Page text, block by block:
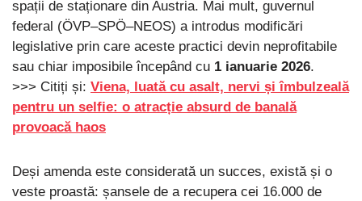
spații de staționare din Austria. Mai mult, guvernul
federal (ÖVP–SPÖ–NEOS) a introdus modificări
legislative prin care aceste practici devin neprofitabile
sau chiar imposibile începând cu 1 ianuarie 2026.
>>> Citiți și: Viena, luată cu asalt, nervi și îmbulzeală
pentru un selfie: o atracție absurd de banală
provoacă haos
Deși amenda este considerată un succes, există și o
veste proastă: șansele de a recupera cei 16.000 de